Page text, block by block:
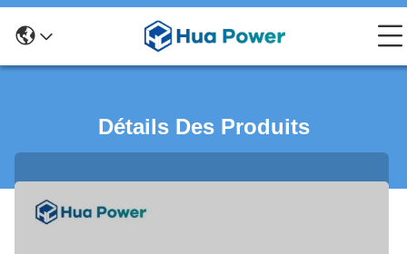
Détails Des Produits